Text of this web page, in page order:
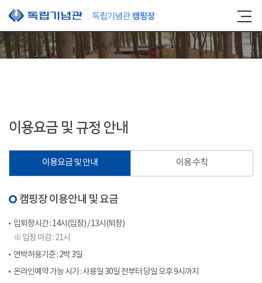
본문 바로가기
이용요금 및 규정 안내
이용요금 및 안내 이용 수칙
캠핑장 이용안내 및 요금
입퇴장시간 : 14시(입장) / 13시(퇴장)
※ 입장 마감 : 21시
연박허용기준 : 2박 3일
온라인예약 가능 시기 : 사용일 30일 전부터 당일 오후 9시까지